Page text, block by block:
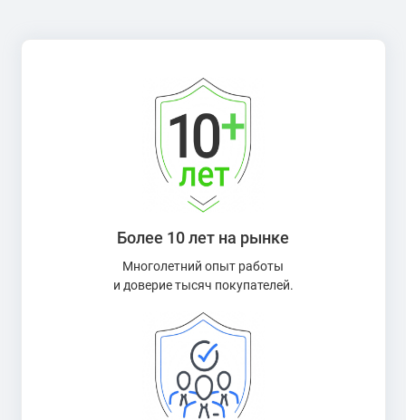
Более 10 лет на рынке
Многолетний опыт работы
и доверие тысяч покупателей.